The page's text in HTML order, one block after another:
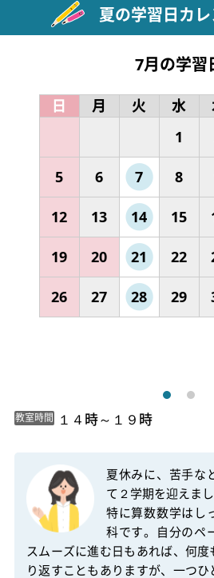
夏の学習日カ
7月の学習
日 月 火 水
1
5 6 7 8
12 13 14 15
19 20 21 22
26 27 28 29
教室時間 １４時～１９時
夏休みに、苦手な
て２学期を迎えまし
特に算数数学はし
科です。自分のペ
スムーズに進む日もあれば、何
り返すこともありますが、一つ